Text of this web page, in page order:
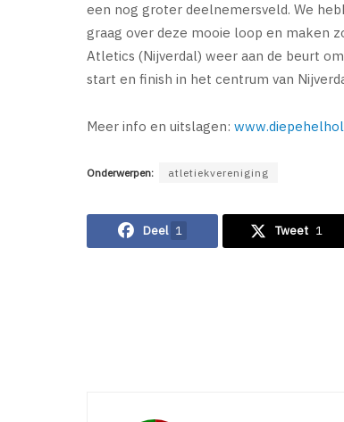
een nog groter deelnemersveld. We
graag over deze mooie loop en maken
Atletics (Nijverdal) weer aan de beurt
start en finish in het centrum van
Meer info en uitslagen:
Onderwerpen: atletiekvereniging
Deel 1 Tweet 1